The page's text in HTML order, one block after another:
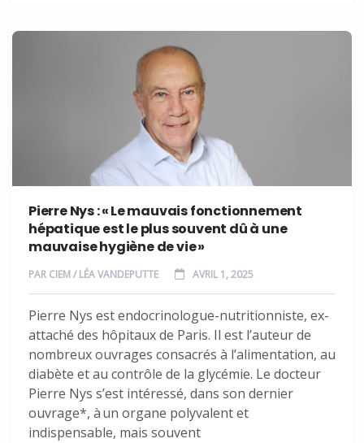
Pierre Nys : « Le mauvais fonctionnement
hépatique est le plus souvent dû à une
mauvaise hygiène de vie »
PAR CIEM / LÉA VANDEPUTTE AVRIL 1, 2025
Pierre Nys est endocrinologue-nutritionniste, ex-
attaché des hôpitaux de Paris. Il est l’auteur de
nombreux ouvrages consacrés à l’alimentation, au
diabète et au contrôle de la glycémie. Le docteur
Pierre Nys s’est intéressé, dans son dernier
ouvrage*, à un organe polyvalent et
indispensable, mais souvent